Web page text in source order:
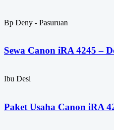
Bp Deny - Pasuruan
Sewa Canon iRA 4245 –
Ibu Desi
Paket Usaha Canon iRA